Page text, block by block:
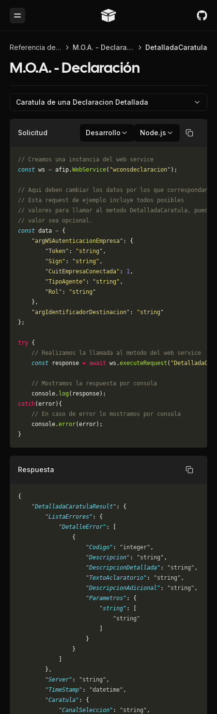
Toggle Menu
Referencia de API M.O.A. - Declaración DetalladaCaratula
M.O.A. - Declaración
Caratula de una Declaracion Detallada
Solicitud Desarrollo Node.js Copiar
// Creamos una instancia del web service
const ws = afip.WebService( "wconsdeclaracion" );
// Aqui deben cambiar los datos por los que correspondan.
// Esta request de ejemplo incluye todos posibles
// valores para llamar al metodo DetalladaCaratula, puede
// valor sea opcional.
const data = {
    "argWSAutenticacionEmpresa"
: {
        "Token"
: "string" ,
        "Sign"
: "string" ,
        "CuitEmpresaConectada"
: 1,
        "TipoAgente"
: "string" ,
        "Rol"
:
"string"
    },
    "argIdentificadorDestinacion"
:
"string"
};
try {
    // Realizamos la llamada al metodo del web service
    const
response = await ws.executeRequest (
    // Mostramos la respuesta por consola
    console.
log (response);
catch(error){
    // En caso de error lo mostramos por consola
	console.
error(error);
}
Respuesta Copiar
{
    "DetalladaCaratulaResult"
: {
        "ListaErrores"
: {
            "DetalleError"
: [
                {
                    "Codigo"
: "integer" ,
                    "Descripcion"
: "string" ,
                    "DescripcionDetallada"
: "string" ,
                    "TextoAclaratorio"
: "string" ,
                    "DescripcionAdicional"
: "string" ,
                    "Parametros"
: {
                        "string"
: [
                            "string"
                    }
                }
        },
        "Server"
: "string" ,
        "TimeStamp"
: "datetime" ,
        "Caratula"
: {
            "CanalSeleccion"
: "string" ,